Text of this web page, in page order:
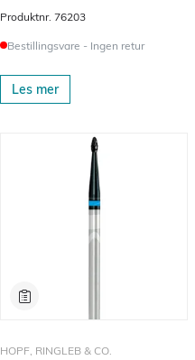
Produktnr. 76203
Bestillingsvare - Ingen retur
Les mer
HOPF, RINGLEB & CO.